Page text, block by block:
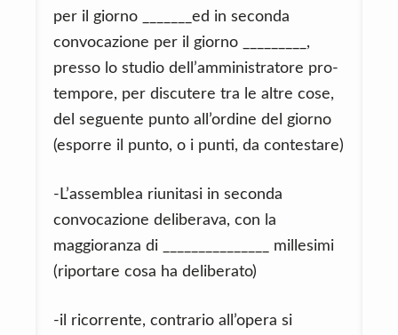
per il giorno _______ed in seconda
convocazione per il giorno _________,
presso lo studio dell’amministratore pro-
tempore, per discutere tra le altre cose,
del seguente punto all’ordine del giorno
(esporre il punto, o i punti, da contestare)
-L’assemblea riunitasi in seconda
convocazione deliberava, con la
maggioranza di _______________ millesimi
(riportare cosa ha deliberato)
-il ricorrente, contrario all’opera si